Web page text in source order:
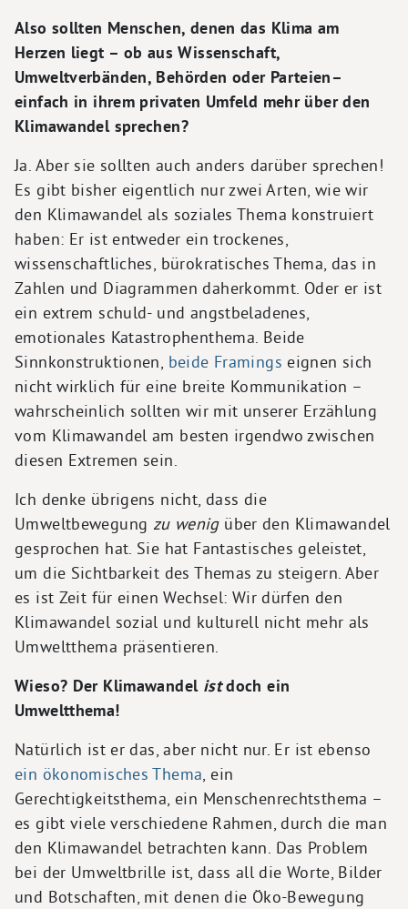
Also sollten Menschen, denen das Klima am
Herzen liegt – ob aus Wissenschaft,
Umweltverbänden, Behörden oder Parteien–
einfach in ihrem privaten Umfeld mehr über den
Klimawandel sprechen?
Ja. Aber sie sollten auch anders darüber sprechen!
Es gibt bisher eigentlich nur zwei Arten, wie wir
den Klimawandel als soziales Thema konstruiert
haben: Er ist entweder ein trockenes,
wissenschaftliches, bürokratisches Thema, das in
Zahlen und Diagrammen daherkommt. Oder er ist
ein extrem schuld- und angstbeladenes,
emotionales Katastrophenthema. Beide
Sinnkonstruktionen, beide Framings eignen sich
nicht wirklich für eine breite Kommunikation –
wahrscheinlich sollten wir mit unserer Erzählung
vom Klimawandel am besten irgendwo zwischen
diesen Extremen sein.
Ich denke übrigens nicht, dass die
Umweltbewegung zu wenigüber den Klimawandel
gesprochen hat. Sie hat Fantastisches geleistet,
um die Sichtbarkeit des Themas zu steigern. Aber
es ist Zeit für einen Wechsel: Wir dürfen den
Klimawandel sozial und kulturell nicht mehr als
Umweltthema präsentieren.
Wieso? Der Klimawandel istdoch ein
Umweltthema!
Natürlich ist er das, aber nicht nur. Er ist ebenso
ein ökonomisches Thema, ein
Gerechtigkeitsthema, ein Menschenrechtsthema –
es gibt viele verschiedene Rahmen, durch die man
den Klimawandel betrachten kann. Das Problem
bei der Umweltbrille ist, dass all die Worte, Bilder
und Botschaften, mit denen die Öko-Bewegung